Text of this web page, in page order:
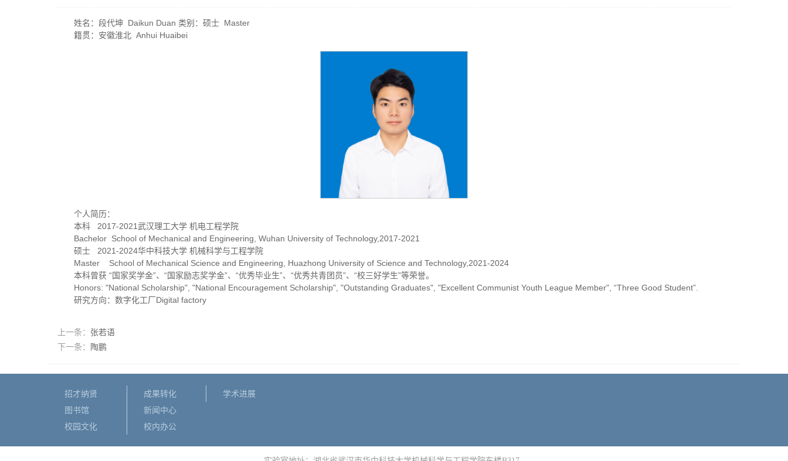
姓名：段代坤 Daikun Duan 类别：硕士 Master
籍贯：安徽淮北 Anhui Huaibei
个人简历：
本科 2017-2021武汉理工大学 机电工程学院
Bachelor School of Mechanical and Engineering, Wuhan University of Technology,2017-2021
硕士 2021-2024华中科技大学 机械科学与工程学院
Master School of Mechanical Science and Engineering, Huazhong University of Science and Technology,2021-2024
本科曾获 “国家奖学金”、“国家励志奖学金”、“优秀毕业生”、“优秀共青团员”、“校三好学生”等荣誉。
Honors: "National Scholarship", "National Encouragement Scholarship", "Outstanding Graduates", "Excellent Communist Youth League Member", “Three Good Student”.
研究方向：数字化工厂Digital factory
上一条： 张若语
下一条： 陶鹏
招才纳贤
图书馆
校园文化
成果转化
新闻中心
校内办公
学术进展